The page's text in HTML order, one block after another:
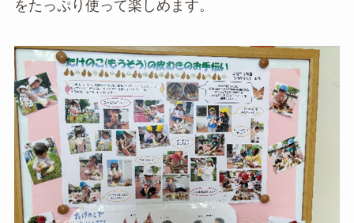
をたっぷり使って楽しめます。